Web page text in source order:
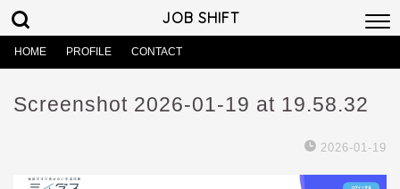
JOB SHIFT
HOME PROFILE CONTACT
Screenshot 2026-01-19 at 19.58.32
2026-01-19